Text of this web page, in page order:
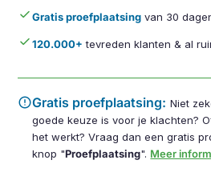
doneGratis proefplaatsing van 30
done120.000+ tevreden klanten & al
errorGratis proefplaatsing: Niet
goede keuze is voor je klachten?
het werkt? Vraag dan een gratis
knop "Proefplaatsing". Meer